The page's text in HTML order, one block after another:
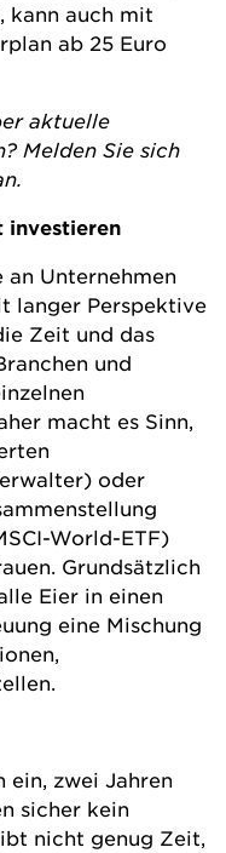
kann auch mit
ab 25 Euro
aktuelle
Melden Sie sich
investieren
Unternehmen
langer Perspektive
Zeit und das
und
macht es Sinn,
oder
World-ETF)
Grundsätzlich
Eier in einen
eine Mischung
zwei Jahren
sicher kein
nicht genug Zeit,